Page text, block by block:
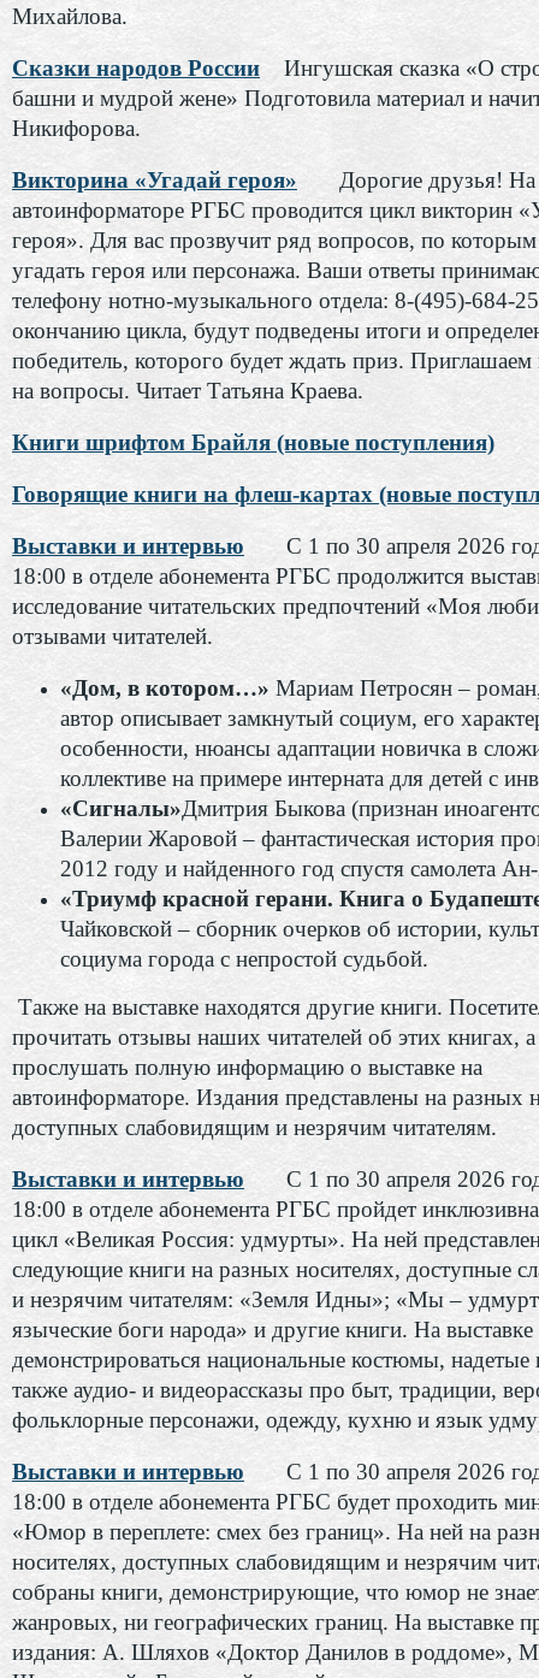
Михайлова.
Сказки народов России
Ингушская сказка «О
башни и мудрой жене» Подготовила материал и
Никифорова.
Викторина «Угадай героя»
Дорогие друзья! На
автоинформаторе РГБС проводится цикл викторин
героя». Для вас прозвучит ряд вопросов, по
угадать героя или персонажа. Ваши ответы
телефону нотно-музыкального отдела: 8-(495)-684-
окончанию цикла, будут подведены итоги и
победитель, которого будет ждать приз. Приглашаем
на вопросы. Читает Татьяна Краева.
Книги шрифтом Брайля (новые поступления)
Говорящие книги на флеш-картах (новые
Выставки и интервью
С 1 по 30 апреля 2026
18:00 в отделе абонемента РГБС продолжится
исследование читательских предпочтений «Моя
отзывами читателей.
«Дом, в котором…» Мариам Петросян –
автор описывает замкнутый социум, его
особенности, нюансы адаптации новичка в
коллективе на примере интерната для детей с
«Сигналы»Дмитрия Быкова (признан
Валерии Жаровой – фантастическая история
2012 году и найденного год спустя самолета
«Триумф красной герани. Книга о
Чайковской ‒ сборник очерков об истории,
социума города с непростой судьбой.
Также на выставке находятся другие книги.
прочитать отзывы наших читателей об этих книгах,
прослушать полную информацию о выставке на
автоинформаторе. Издания представлены на разных
доступных слабовидящим и незрячим читателям.
Выставки и интервью
С 1 по 30 апреля 2026
18:00 в отделе абонемента РГБС пройдет
цикл «Великая Россия: удмурты». На ней
следующие книги на разных носителях, доступные
и незрячим читателям: «Земля Идны»; «Мы –
языческие боги народа» и другие книги. На выставке
демонстрироваться национальные костюмы, надетые
также аудио- и видеорассказы про быт, традиции,
фольклорные персонажи, одежду, кухню и язык
Выставки и интервью
С 1 по 30 апреля 2026
18:00 в отделе абонемента РГБС будет проходить
«Юмор в переплете: смех без границ». На ней на
носителях, доступных слабовидящим и незрячим
собраны книги, демонстрирующие, что юмор не
жанровых, ни географических границ. На выставке
издания: А. Шляхов «Доктор Данилов в роддоме»,